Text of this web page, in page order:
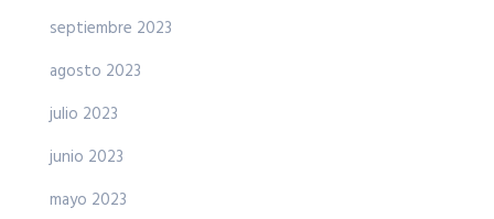
septiembre 2023
agosto 2023
julio 2023
junio 2023
mayo 2023